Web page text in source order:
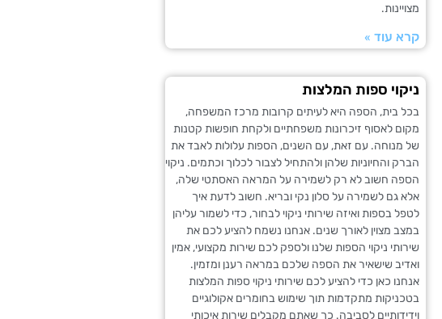
מצויינות.
קרא עוד »
ניקוי ספות המלצות
בכל בית, הספה היא לעיתים קרובות מרכז המשפחה,
מקום לאסוף זיכרונות משפחתיים ולקחת חופשות קטנות
של מנוחה. עם זאת, עם השנים, הספות עלולות לאבד את
הברק והחיוניות שלהן ולהתחיל לצבור לכלוך וכתמים. ניקוי
הספה חשוב לא רק לשמירה על המראה האסתטי שלה,
אלא גם לשמירה על סלון נקי ובריא. חשוב לדעת איך
לטפל בספות ואיזה שירותי ניקוי לבחור, כדי לשמור עליהן
במצב מצוין לאורך שנים. אנחנו נשמח להציע לכם את
שירותי ניקוי הספות שלנו ולספק לכם שירות מקצועי, אמין
ואדיב שישאיר את הספה שלכם במראה רענן ומזמין.
אנחנו כאן כדי להציע לכם שירותי ניקוי ספות המלצות
בטכניקות מתקדמות תוך שימוש בחומרים אקולוגיים
וידידותיים לסביבה. כך שאתם מקבלים שירות איכותי